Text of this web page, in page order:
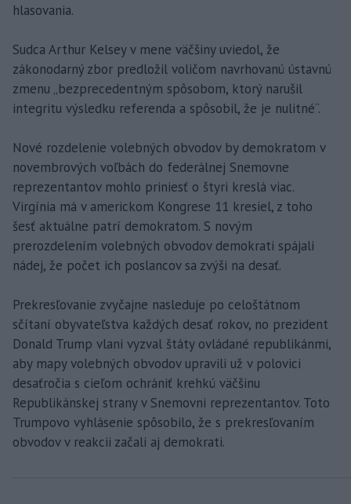
hlasovania.
Sudca Arthur Kelsey v mene väčšiny uviedol, že
zákonodarný zbor predložil voličom navrhovanú ústavnú
zmenu „bezprecedentným spôsobom, ktorý narušil
integritu výsledku referenda a spôsobil, že je nulitné“.
Nové rozdelenie volebných obvodov by demokratom v
novembrových voľbách do federálnej Snemovne
reprezentantov mohlo priniesť o štyri kreslá viac.
Virgínia má v americkom Kongrese 11 kresiel, z toho
šesť aktuálne patrí demokratom. S novým
prerozdelením volebných obvodov demokrati spájali
nádej, že počet ich poslancov sa zvýši na desať.
Prekresľovanie zvyčajne nasleduje po celoštátnom
sčítaní obyvateľstva každých desať rokov, no prezident
Donald Trump vlani vyzval štáty ovládané republikánmi,
aby mapy volebných obvodov upravili už v polovici
desaťročia s cieľom ochrániť krehkú väčšinu
Republikánskej strany v Snemovni reprezentantov. Toto
Trumpovo vyhlásenie spôsobilo, že s prekresľovaním
obvodov v reakcii začali aj demokrati.